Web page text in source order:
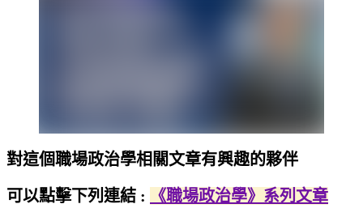
對這個職場政治學相關文章有興趣的夥伴
可以點擊下列連結 : 《職場政治學》系列文章